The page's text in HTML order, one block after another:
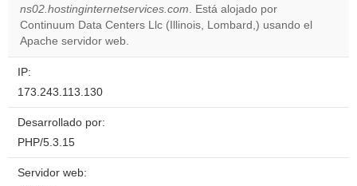
ns02.hostinginternetservices.com. Está alojado por
Continuum Data Centers Llc (Illinois, Lombard,) usando el
Apache servidor web.
IP:
173.243.113.130
Desarrollado por:
PHP/5.3.15
Servidor web: